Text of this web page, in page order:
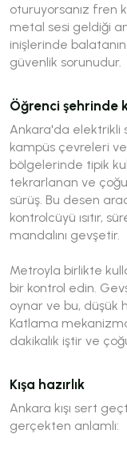
oturuyorsanız fren
metal sesi geldiği
inişlerinde
güvenlik sorunudur.
Öğrenci şehrinde
Ankara'da elektrikli
kampüs çevreleri
bölgelerinde tipik
tekrarlanan ve
sürüş. Bu desen
kontrolcüyü ısıtır,
mandalını gevşetir.
Metroyla birlikte
bir kontrol edin.
oynar ve bu, düşük
Katlama
dakikalık iştir ve
Kışa hazırlık
Ankara kışı sert
gerçekten anlamlı: